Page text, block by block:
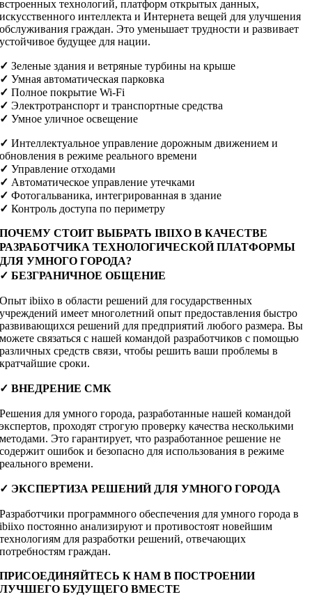
встроенных технологий, платформ открытых данных,
искусственного интеллекта и Интернета вещей для улучшения
обслуживания граждан. Это уменьшает трудности и развивает
устойчивое будущее для нации.
✓ Зеленые здания и ветряные турбины на крыше
✓ Умная автоматическая парковка
✓ Полное покрытие Wi-Fi
✓ Электротранспорт и транспортные средства
✓ Умное уличное освещение
✓ Интеллектуальное управление дорожным движением и
обновления в режиме реального времени
✓ Управление отходами
✓ Автоматическое управление утечками
✓ Фотогальваника, интегрированная в здание
✓ Контроль доступа по периметру
ПОЧЕМУ СТОИТ ВЫБРАТЬ IBIIXO В КАЧЕСТВЕ
РАЗРАБОТЧИКА ТЕХНОЛОГИЧЕСКОЙ ПЛАТФОРМЫ
ДЛЯ УМНОГО ГОРОДА?
✓ БЕЗГРАНИЧНОЕ ОБЩЕНИЕ
Опыт ibiixo в области решений для государственных
учреждений имеет многолетний опыт предоставления быстро
развивающихся решений для предприятий любого размера. Вы
можете связаться с нашей командой разработчиков с помощью
различных средств связи, чтобы решить ваши проблемы в
кратчайшие сроки.
✓ ВНЕДРЕНИЕ СМК
Решения для умного города, разработанные нашей командой
экспертов, проходят строгую проверку качества несколькими
методами. Это гарантирует, что разработанное решение не
содержит ошибок и безопасно для использования в режиме
реального времени.
✓ ЭКСПЕРТИЗА РЕШЕНИЙ ДЛЯ УМНОГО ГОРОДА
Разработчики программного обеспечения для умного города в
ibiixo постоянно анализируют и противостоят новейшим
технологиям для разработки решений, отвечающих
потребностям граждан.
ПРИСОЕДИНЯЙТЕСЬ К НАМ В ПОСТРОЕНИИ
ЛУЧШЕГО БУДУЩЕГО ВМЕСТЕ